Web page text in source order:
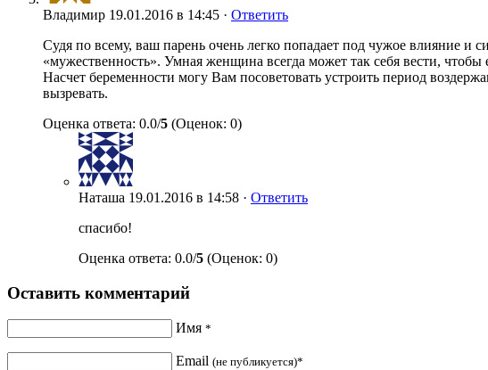
Владимир 19.01.2016 в 14:45 · Ответить
Судя по всему, ваш парень очень легко попадает под чужое влияние и
«мужественность». Умная женщина всегда может так себя вести,
Насчет беременности могу Вам посоветовать устроить период
вызревать.
Оценка ответа: 0.0/5 (Оценок: 0)
Наташа 19.01.2016 в 14:58 · Ответить
спасибо!
Оценка ответа: 0.0/5 (Оценок: 0)
Оставить комментарий
Имя *
Email (не публикуется)*